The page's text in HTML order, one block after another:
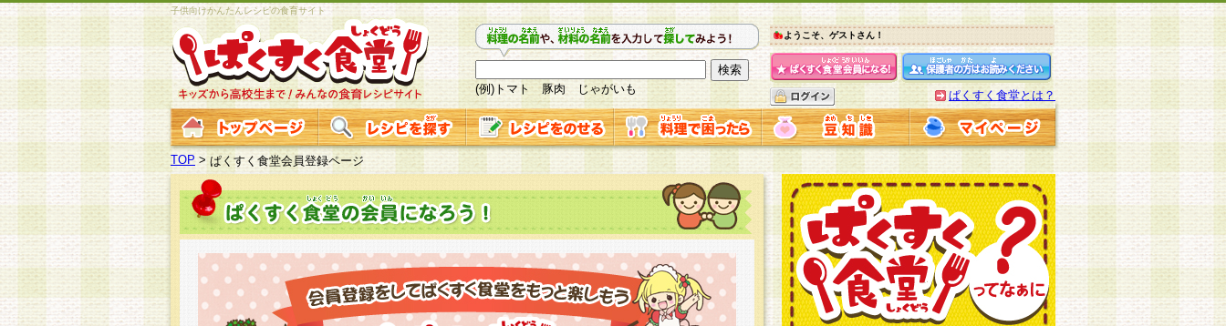
子供向けかんたんレシピの食育サイト
(例)トマト 豚肉 じゃがいも
ようこそ、ゲストさん！
ぱくすく食堂とは？
TOP >ぱくすく食堂会員登録ページ